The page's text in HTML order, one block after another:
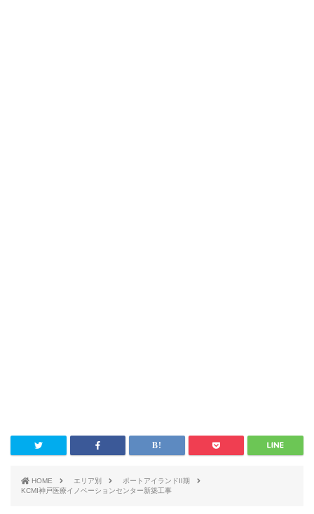
HOME エリア別
ポートアイランドII期
KCMI神戸医療イノベーションセンター新築工事